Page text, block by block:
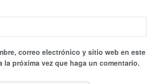
correo electrónico y sitio web en este
la próxima vez que haga un comentario.